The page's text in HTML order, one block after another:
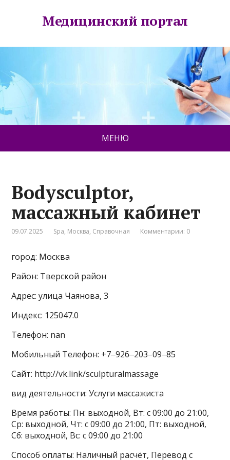
Медицинский портал
МЕНЮ
Bodysculptor,
массажный кабинет
09.07.2025 Spa, Москва, Справочная Комментарии: 0
город: Москва
Район: Тверской район
Адрес: улица Чаянова, 3
Индекс: 125047.0
Телефон: nan
Мобильный Телефон: +7‒926‒203‒09‒85
Сайт: http://vk.link/sculpturalmassage
вид деятельности: Услуги массажиста
Время работы: Пн: выходной, Вт: с 09:00 до 21:00,
Ср: выходной, Чт: с 09:00 до 21:00, Пт: выходной,
Сб: выходной, Вс: с 09:00 до 21:00
Способ оплаты: Наличный расчёт, Перевод с